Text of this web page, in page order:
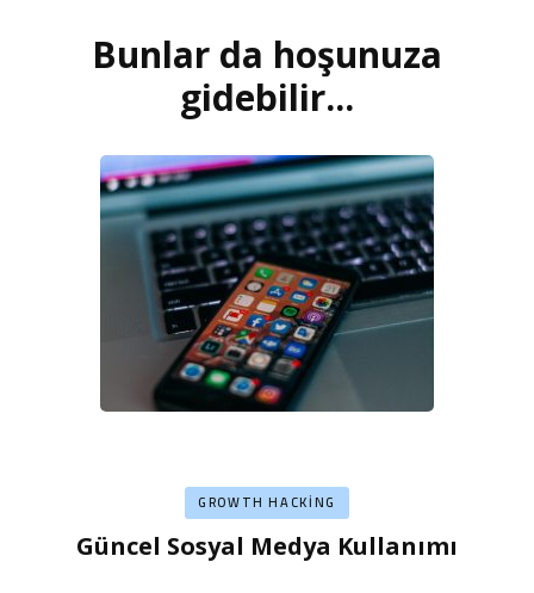
Bunlar da hoşunuza
gidebilir...
GROWTH HACKING
Güncel Sosyal Medya Kullanımı